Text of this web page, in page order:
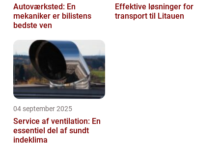
Autoværksted: En
mekaniker er bilistens
bedste ven
Effektive løsninger for
transport til Litauen
04 september 2025
Service af ventilation: En
essentiel del af sundt
indeklima